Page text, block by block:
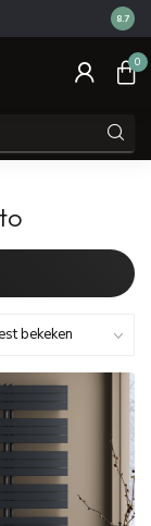
14
8.7
0